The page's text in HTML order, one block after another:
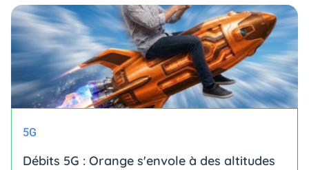
5G
Débits 5G : Orange s'envole à des altitudes